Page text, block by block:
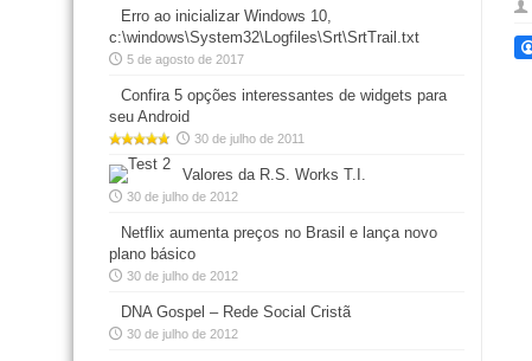
Erro ao inicializar Windows 10,
c:\windows\System32\Logfiles\Srt\SrtTrail.txt
5 de agosto de 2017
Confira 5 opções interessantes de widgets para
seu Android
30 de julho de 2011
Valores da R.S. Works T.I.
30 de julho de 2012
Netflix aumenta preços no Brasil e lança novo
plano básico
30 de julho de 2012
DNA Gospel – Rede Social Cristã
30 de julho de 2012